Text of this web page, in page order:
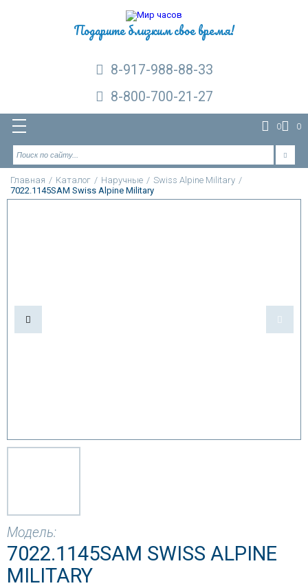
Подарите близким свое время!
8-917-988-88-33
8-800-700-21-27
0 0
Главная / Каталог / Наручные / Swiss Alpine Military /
7022.1145SAM Swiss Alpine Military
Модель:
7022.1145SAM SWISS ALPINE
MILITARY